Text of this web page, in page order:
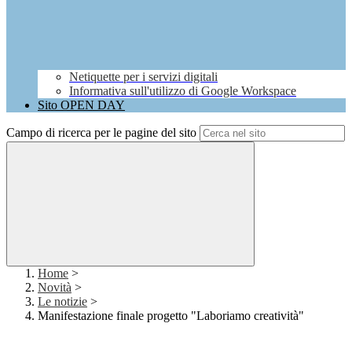
Netiquette per i servizi digitali
Informativa sull'utilizzo di Google Workspace
Sito OPEN DAY
Campo di ricerca per le pagine del sito
Home >
Novità >
Le notizie >
Manifestazione finale progetto "Laboriamo creatività"